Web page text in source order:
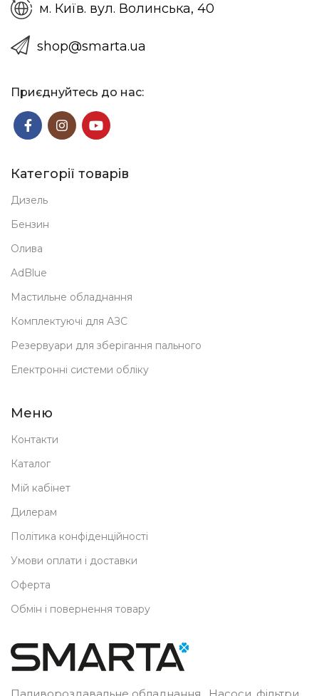
м. Київ. вул. Волинська, 40
shop@smarta.ua
Приєднуйтесь до нас:
Категорії товарів
Дизель
Бензин
Олива
AdBlue
Мастильне обладнання
Комплектуючі для АЗС
Резервуари для зберігання пального
Електронні системи обліку
Меню
Контакти
Каталог
Мій кабінет
Дилерам
Політика конфіденційності
Умови оплати і доставки
Оферта
Обмін і повернення товару
Паливороздавальне обладнання. Насоси, фільтри,